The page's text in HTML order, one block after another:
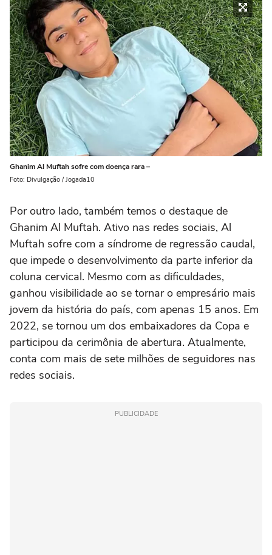
Ghanim Al Muftah sofre com doença rara –
Foto: Divulgação / Jogada10
Por outro lado, também temos o destaque de
Ghanim Al Muftah. Ativo nas redes sociais, Al
Muftah sofre com a síndrome de regressão caudal,
que impede o desenvolvimento da parte inferior da
coluna cervical. Mesmo com as dificuldades,
ganhou visibilidade ao se tornar o empresário mais
jovem da história do país, com apenas 15 anos. Em
2022, se tornou um dos embaixadores da Copa e
participou da cerimônia de abertura. Atualmente,
conta com mais de sete milhões de seguidores nas
redes sociais.
PUBLICIDADE